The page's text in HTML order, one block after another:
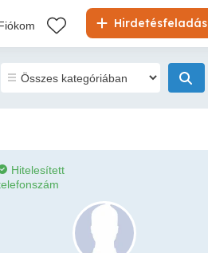
Hirdetésfeladás
Hitelesített